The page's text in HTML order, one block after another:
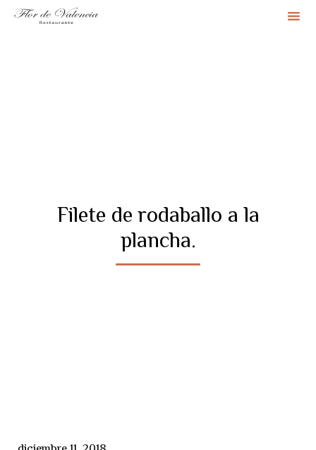
Filete de rodaballo a la
plancha.